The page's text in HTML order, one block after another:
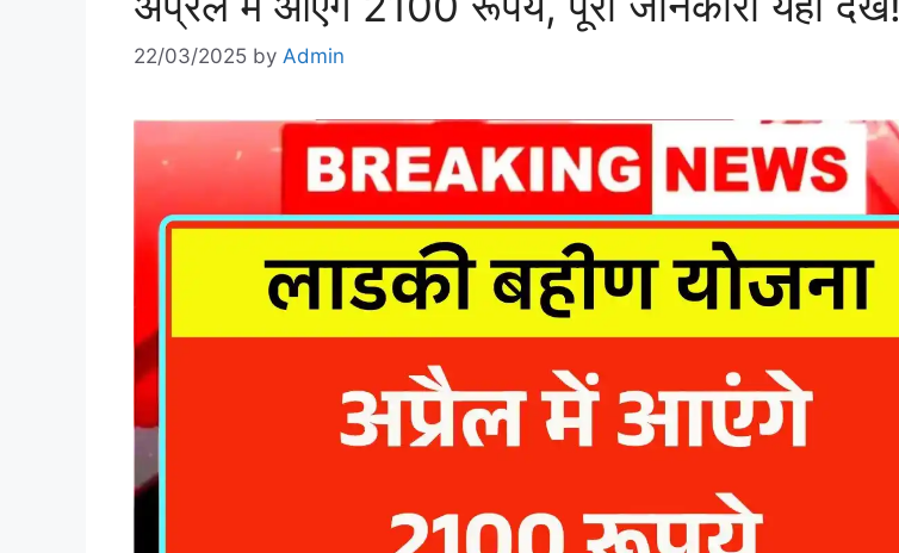
22/03/2025 by Admin